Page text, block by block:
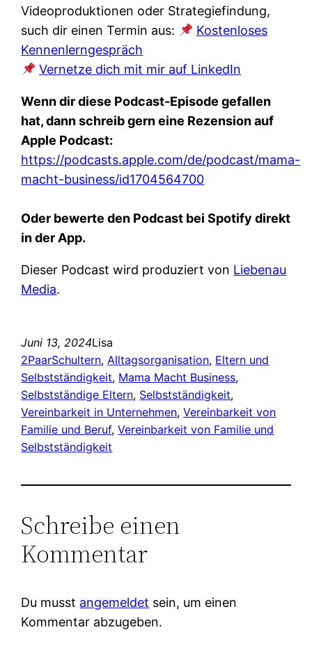
Videoproduktionen oder Strategiefindung,
such dir einen Termin aus:
Kostenloses
Kennenlerngespräch
Vernetze dich mit mir auf LinkedIn
Wenn dir diese Podcast-Episode gefallen
hat, dann schreib gern eine Rezension auf
Apple Podcast:
https://podcasts.apple.com/de/podcast/mama-
macht-business/id1704564700
Oder bewerte den Podcast bei Spotify direkt
in der App.
Dieser Podcast wird produziert von Liebenau
Media.
Juni 13, 2024Lisa
2PaarSchultern, Alltagsorganisation, Eltern und
Selbstständigkeit, Mama Macht Business
Selbstständige Eltern, Selbstständigkeit
Vereinbarkeit in Unternehmen, Vereinbarkeit von
Familie und Beruf, Vereinbarkeit von Familie und
Selbstständigkeit
Schreibe einen
Kommentar
Du musst angemeldet sein, um einen
Kommentar abzugeben.